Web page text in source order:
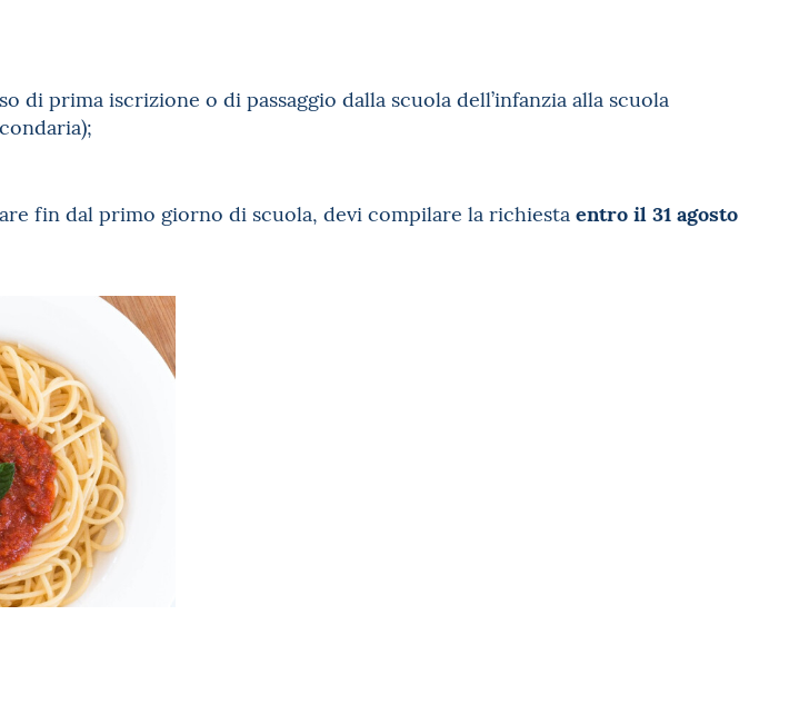
di prima iscrizione o di passaggio dalla scuola dell’infanzia alla scuola
fin dal primo giorno di scuola, devi compilare la richiesta entro il 31 agosto